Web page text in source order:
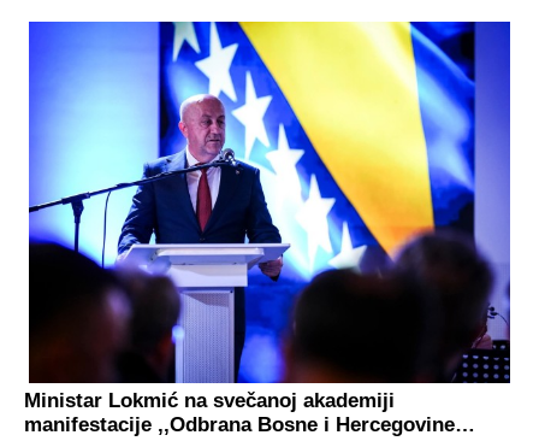
Ministar Lokmić na svečanoj akademiji
manifestacije ,,Odbrana Bosne i Hercegovine…